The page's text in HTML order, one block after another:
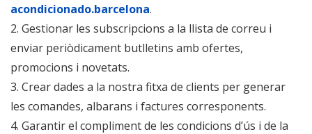
acondicionado.barcelona.
2. Gestionar les subscripcions a la llista de correu i
enviar periòdicament butlletins amb ofertes,
promocions i novetats.
3. Crear dades a la nostra fitxa de clients per generar
les comandes, albarans i factures corresponents.
4. Garantir el compliment de les condicions d’ús i de la